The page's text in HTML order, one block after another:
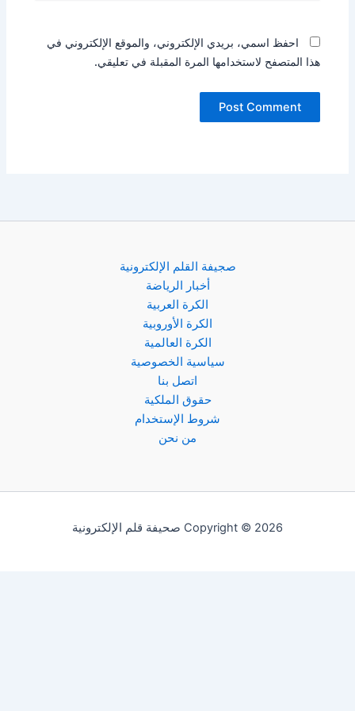
احفظ اسمي، بريدي الإلكتروني، والموقع الإلكتروني في
المتصفح لاستخدامها المرة المقبلة في تعليقي.
صجيفة القلم الإلكترونية
أخبار الرياضة
الكرة العربية
الكرة الأوروبية
الكرة العالمية
سياسية الخصوصية
حقوق الملكية
شروط الإستخدام
Copyright © 2026 صحيفة قلم الإلكترونية